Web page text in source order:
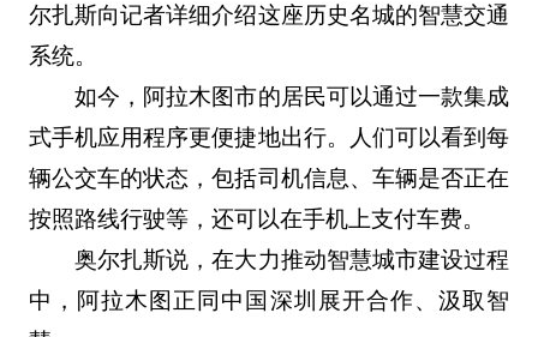
尔扎斯向记者详细介绍这座历史名城的智慧交通
系统。
如今，阿拉木图市的居民可以通过一款集成
式手机应用程序更便捷地出行。人们可以看到每
辆公交车的状态，包括司机信息、车辆是否正在
按照路线行驶等，还可以在手机上支付车费。
奥尔扎斯说，在大力推动智慧城市建设过程
中，阿拉木图正同中国深圳展开合作、汲取智